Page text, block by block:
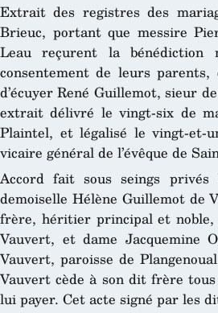
Extrait des registres des
Brieuc, portant que messire
Leau reçurent la
consentement de leurs
d’écuyer René Guillemot, sieur
extrait délivré le vingt-six de
Plaintel, et légalisé le vingt-et-
vicaire général de l’évêque de
Accord fait sous seings
demoiselle Hélène Guillemot de
frère, héritier principal et noble,
Vauvert, et dame Jacquemine
Vauvert, paroisse de
Vauvert cède à son dit frère
lui payer. Cet acte signé par les